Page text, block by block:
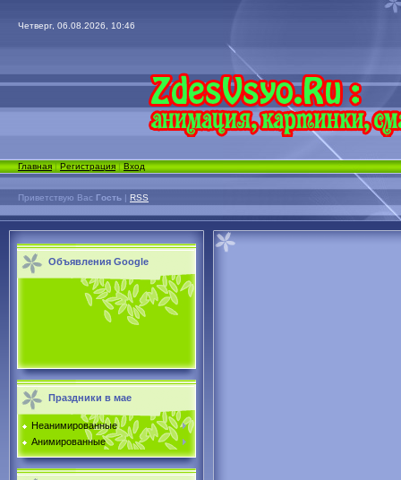
Четверг, 06.08.2026, 10:46
Главная|Регистрация|Вход
Приветствую Вас Гость | RSS
Объявления Google
Праздники в мае
Неанимированные
Анимированные